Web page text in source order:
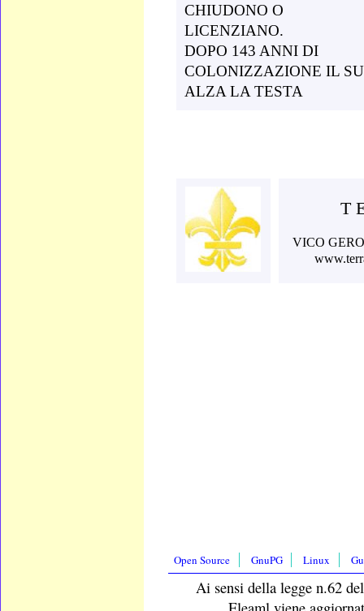
CHIUDONO O
LICENZIANO.
DOPO 143 ANNI DI
COLONIZZAZIONE IL
ALZA LA TESTA
T
VICO
Open Source GnuPG Linux
Ai sensi della legge n.62